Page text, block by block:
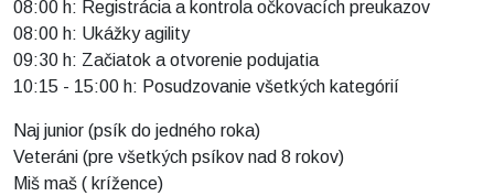
08:00 h: Registrácia a kontrola očkovacích preukazov
08:00 h: Ukážky agility
09:30 h: Začiatok a otvorenie podujatia
10:15 - 15:00 h: Posudzovanie všetkých kategórií
Naj junior (psík do jedného roka)
Veteráni (pre všetkých psíkov nad 8 rokov)
Miš maš ( krížence)